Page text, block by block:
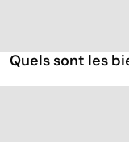
Quels sont les